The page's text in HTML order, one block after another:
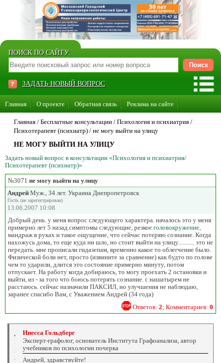
ПОИСК ПО САЙТУ:
ЗАДАТЬ НОВЫЙ ВОПРОС
Главная О проекте Обратная связь Реклама на сайте
Стать консультантом нашего сайта
Суперакция «Каждому врачу свой сайт»
Главная / Бесплатные консультации / Психология и психиатрия /
Психотерапевт (психиатр) / не могу выйти на улицу
НЕ МОГУ ВЫЙТИ НА УЛИЦУ
Задать новый вопрос в консультации «Психология и психиатрия/
Психотерапевт (психиатр)»
№3071 не могу выйти на улицу
Андрей Муж., 34 лет. Украина Днепропетровск
Гость (не зарегистрирован)
13.06.2007 10:08
Добрый день. у меня вопрос следующего характера. началось это у меня
примерно лет 5 назад.симптомы следующие, резкое головокружение
мандраж в руках и такое ощущение, что сейчас потеряю сознание. Когда
нахожусь дома, то еще куда ни шло, но стоит выйти на улицу........... это не
передать. мне прописали гидазепам, временно какое то облегчение было.
Физической боли нет, просто (извините за сравнение) как будто по голове
чем то ударили, длится это состояние примерно минуту, потом
отпускает. На работу когда добираюсь, то могу проехать 2 остановки и
выйти, из - за того что боюсь потерять сознание. с нашатырем не
расстаюсь. сейчас назначили ПАКСИЛ, но улучшения не наблюдаю,
заранее спасибо Вам, с Уважением Андрей (34 года)
Ответов: 2; Комментариев: 0
Инесса Гольдберг
Эксперт-графолог, основатель Института Графоанализа, автор
учебников по психологии почерка
Андрей, здравствуйте!